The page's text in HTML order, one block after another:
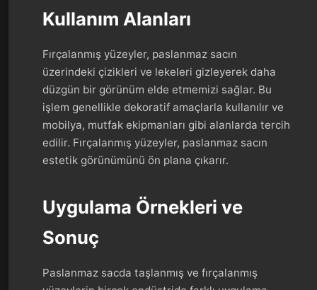
Kullanım Alanları
Fırçalanmış yüzeyler, paslanmaz sacın
üzerindeki çizikleri ve lekeleri gizleyerek daha
düzgün bir görünüm elde etmemizi sağlar. Bu
işlem genellikle dekoratif amaçlarla kullanılır ve
mobilya, mutfak ekipmanları gibi alanlarda tercih
edilir. Fırçalanmış yüzeyler, paslanmaz sacın
estetik görünümünü ön plana çıkarır.
Uygulama Örnekleri ve
Sonuç
Paslanmaz sacda taşlanmış ve fırçalanmış